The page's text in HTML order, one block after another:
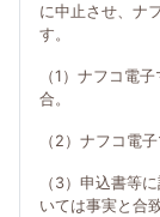
に中止させ、ナ
す。
（1）ナフコ電
合。
（2）ナフコ電
（3）申込書等
いては事実と合